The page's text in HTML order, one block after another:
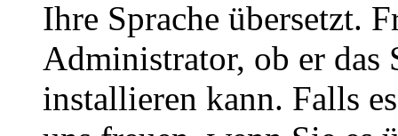
Ihre Sprache übersetzt.
Administrator, ob er das
installieren kann. Falls